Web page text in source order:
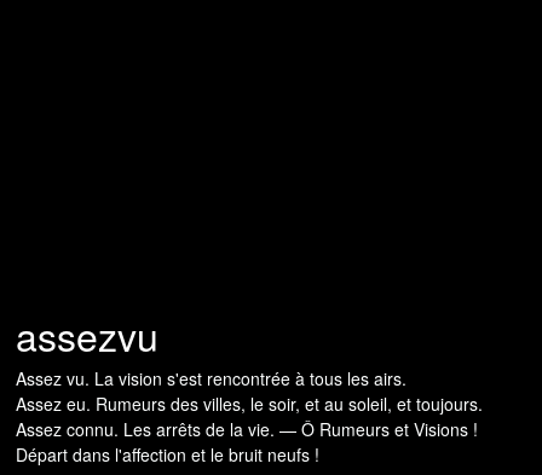
assezvu
Assez vu. La vision s'est rencontrée à tous les airs.
Assez eu. Rumeurs des villes, le soir, et au soleil, et toujours.
Assez connu. Les arrêts de la vie. — Ô Rumeurs et Visions !
Départ dans l'affection et le bruit neufs !